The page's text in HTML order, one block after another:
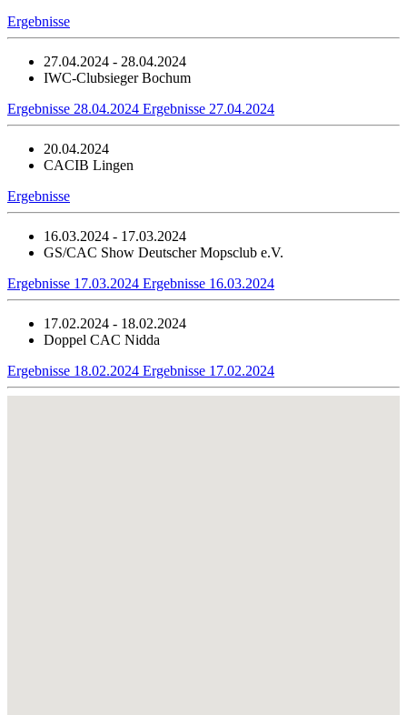
Ergebnisse
27.04.2024 - 28.04.2024
IWC-Clubsieger Bochum
Ergebnisse 28.04.2024 Ergebnisse 27.04.2024
20.04.2024
CACIB Lingen
Ergebnisse
16.03.2024 - 17.03.2024
GS/CAC Show Deutscher Mopsclub e.V.
Ergebnisse 17.03.2024 Ergebnisse 16.03.2024
17.02.2024 - 18.02.2024
Doppel CAC Nidda
Ergebnisse 18.02.2024 Ergebnisse 17.02.2024